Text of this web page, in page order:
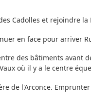
Cadolles et rejoindre la
en face pour arriver
des bâtiments avant
où il y a le centre
de l'Arconce.